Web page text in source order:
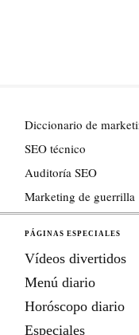
Diccionario de
SEO técnico
Auditoría SEO
Marketing de guerrilla
PÁGINAS ESPECIALES
Vídeos divertidos
Menú diario
Horóscopo diario
Especiales